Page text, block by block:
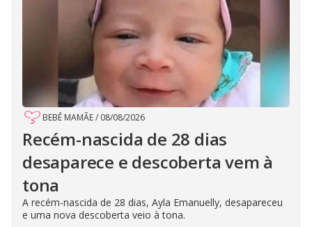
BEBÊ MAMÃE/ 08/08/2026
Recém-nascida de 28 dias
desaparece e descoberta vem à
tona
A recém-nascida de 28 dias, Ayla Emanuelly, desapareceu
e uma nova descoberta veio à tona.